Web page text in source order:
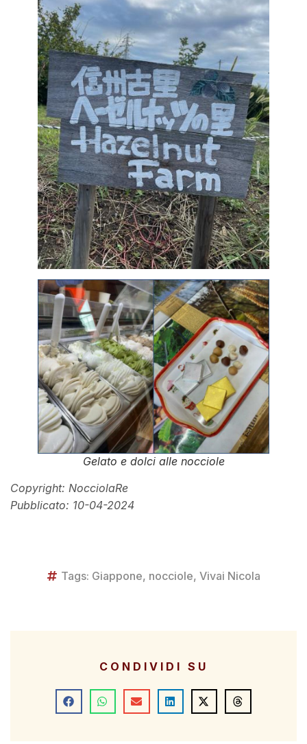
Gelato e dolci alle nocciole
Copyright: NocciolaRe
Pubblicato: 10-04-2024
Tags: Giappone, nocciole, Vivai Nicola
CONDIVIDI SU